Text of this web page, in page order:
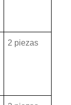
2 piezas